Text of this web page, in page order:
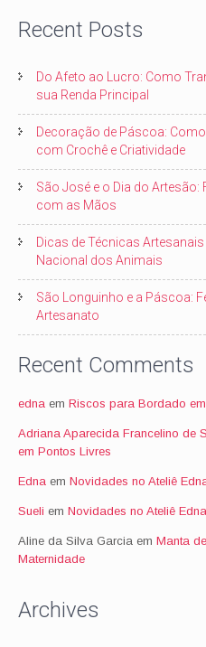
Recent Posts
Do Afeto ao Lucro: Como
sua Renda Principal
Decoração de Páscoa:
com Crochê e Criatividade
São José e o Dia do Artesão:
com as Mãos
Dicas de Técnicas
Nacional dos Animais
São Longuinho e a Páscoa:
Artesanato
Recent Comments
edna em Riscos para Bordado
Adriana Aparecida Francelino de
em Pontos Livres
Edna em Novidades no Ateliê
Sueli em Novidades no Ateliê
Aline da Silva Garcia em Manta
Maternidade
Archives